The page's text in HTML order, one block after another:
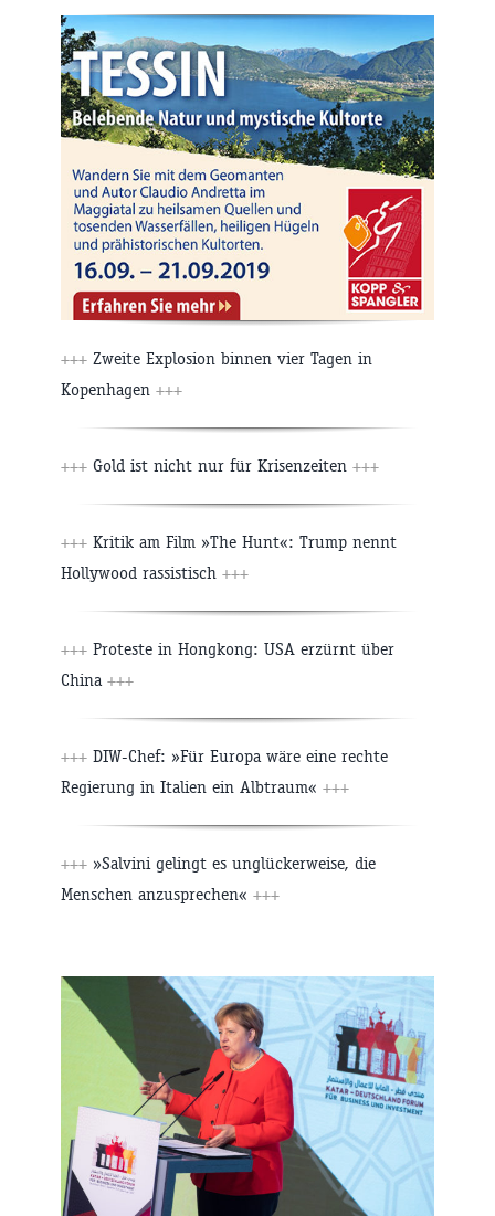
+++ Zweite Explosion binnen vier Tagen in
Kopenhagen +++
+++ Gold ist nicht nur für Krisenzeiten +++
+++ Kritik am Film »The Hunt«: Trump nennt
Hollywood rassistisch +++
+++ Proteste in Hongkong: USA erzürnt über
China +++
+++ DIW-Chef: »Für Europa wäre eine rechte
Regierung in Italien ein Albtraum« +++
+++ »Salvini gelingt es unglückerweise, die
Menschen anzusprechen« +++